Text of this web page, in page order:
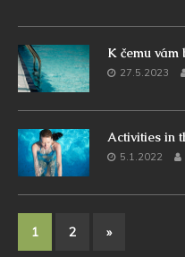
K čemu vám
27.5.2023
Activities in
5.1.2022
1 2 »